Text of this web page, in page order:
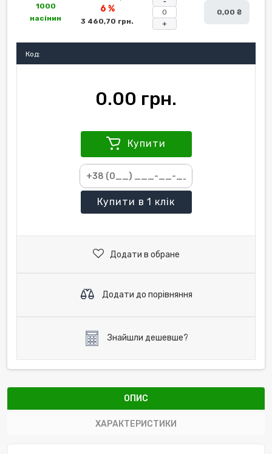
1000
насінин
6 %
3 460,70 грн. +
0,00 ₴
Код:
0.00 грн.
Купити
Купити в 1 клік
Додати в обране
Додати до порівняння
Знайшли дешевше?
ОПИС
ХАРАКТЕРИСТИКИ